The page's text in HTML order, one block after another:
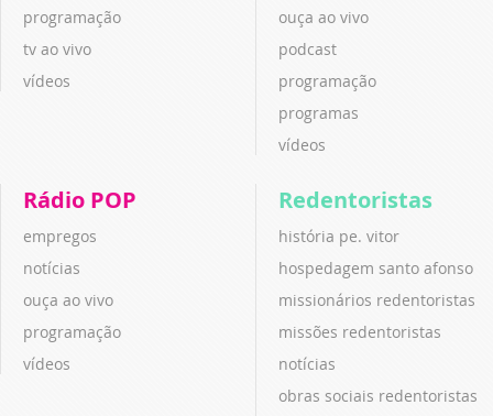
programação
tv ao vivo
vídeos
ouça ao vivo
podcast
programação
programas
vídeos
Rádio POP
empregos
notícias
ouça ao vivo
programação
vídeos
Redentoristas
história pe. vitor
hospedagem santo afonso
missionários redentoristas
missões redentoristas
notícias
obras sociais redentoristas